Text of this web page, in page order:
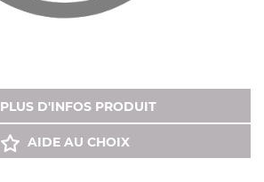
PLUS D'INFOS PRODUIT
AIDE AU CHOIX